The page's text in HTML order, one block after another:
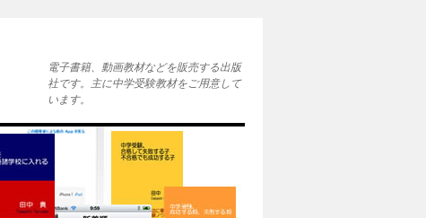
電子書籍、動画教材などを販売する出版
社です。主に中学受験教材をご用意して
います。